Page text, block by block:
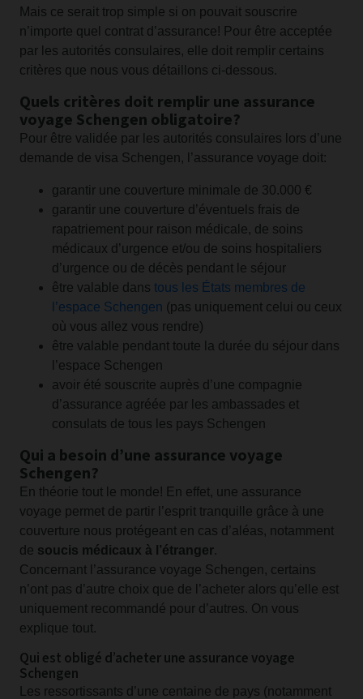
Mais ce serait trop simple si on pouvait souscrire
n’importe quel contrat d’assurance! Pour être acceptée
par les autorités consulaires, elle doit remplir certains
critères que nous vous détaillons ci-dessous.
Quels critères doit remplir une assurance
voyage Schengen obligatoire?
Pour être validée par les autorités consulaires lors d’une
demande de visa Schengen, l’assurance voyage doit:
garantir une couverture minimale de 30.000 €
garantir une couverture d’éventuels frais de
rapatriement pour raison médicale, de soins
médicaux d’urgence et/ou de soins hospitaliers
d’urgence ou de décès pendant le séjour
être valable dans tous les États membres de
l’espace Schengen (pas uniquement celui ou ceux
où vous allez vous rendre)
être valable pendant toute la durée du séjour dans
l’espace Schengen
avoir été souscrite auprès d’une compagnie
d’assurance agréée par les ambassades et
consulats de tous les pays Schengen
Qui a besoin d’une assurance voyage
Schengen?
En théorie tout le monde! En effet, une assurance
voyage permet de partir l’esprit tranquille grâce à une
couverture nous protégeant en cas d’aléas, notamment
de soucis médicaux à l’étranger.
Concernant l’assurance voyage Schengen, certains
n’ont pas d’autre choix que de l’acheter alors qu’elle est
uniquement recommandé pour d’autres. On vous
explique tout.
Qui est obligé d’acheter une assurance voyage
Schengen
Les ressortissants d’une centaine de pays (notamment